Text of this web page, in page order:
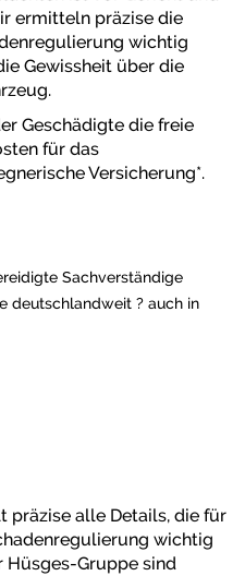
ermitteln präzise die
wichtig
Gewissheit über die
Geschädigte die freie
für das
Versicherung*.
Sachverständige
deutschlandweit ? auch in
präzise alle Details, die für
wichtig
Hüsges-Gruppe sind